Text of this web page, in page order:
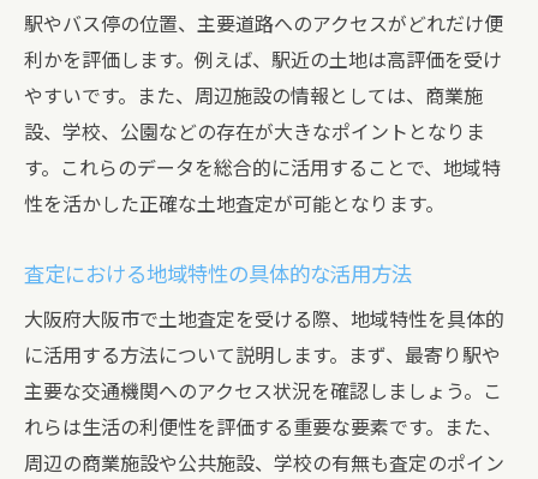
駅やバス停の位置、主要道路へのアクセスがどれだけ便
利かを評価します。例えば、駅近の土地は高評価を受け
やすいです。また、周辺施設の情報としては、商業施
設、学校、公園などの存在が大きなポイントとなりま
す。これらのデータを総合的に活用することで、地域特
性を活かした正確な土地査定が可能となります。
査定における地域特性の具体的な活用方法
大阪府大阪市で土地査定を受ける際、地域特性を具体的
に活用する方法について説明します。まず、最寄り駅や
主要な交通機関へのアクセス状況を確認しましょう。こ
れらは生活の利便性を評価する重要な要素です。また、
周辺の商業施設や公共施設、学校の有無も査定のポイン